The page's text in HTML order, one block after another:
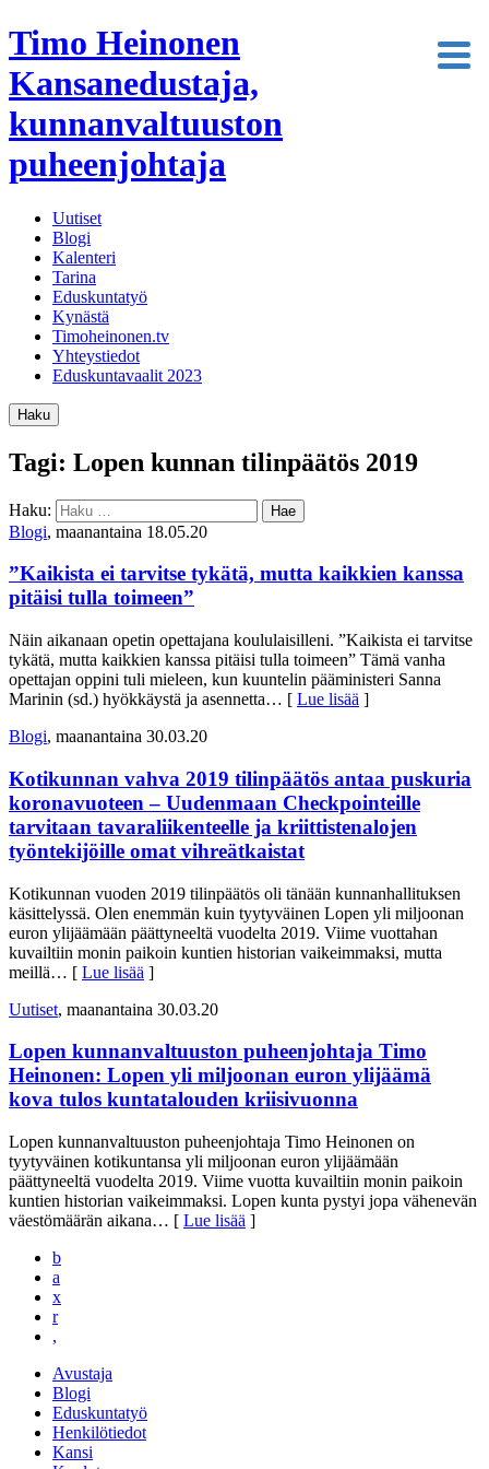
Timo Heinonen
Kansanedustaja,
kunnanvaltuuston
puheenjohtaja
Uutiset
Blogi
Kalenteri
Tarina
Eduskuntatyö
Kynästä
Timoheinonen.tv
Yhteystiedot
Eduskuntavaalit 2023
Haku
Tagi: Lopen kunnan tilinpäätös 2019
Haku:
Blogi, maanantaina 18.05.20
”Kaikista ei tarvitse tykätä, mutta kaikkien kanssa
pitäisi tulla toimeen”
Näin aikanaan opetin opettajana koululaisilleni. ”Kaikista ei tarvitse
tykätä, mutta kaikkien kanssa pitäisi tulla toimeen” Tämä vanha
opettajan oppini tuli mieleen, kun kuuntelin pääministeri Sanna
Marinin (sd.) hyökkäystä ja asennetta… [ Lue lisää ]
Blogi, maanantaina 30.03.20
Kotikunnan vahva 2019 tilinpäätös antaa puskuria
koronavuoteen – Uudenmaan Checkpointeille
tarvitaan tavaraliikenteelle ja kriittistenalojen
työntekijöille omat vihreätkaistat
Kotikunnan vuoden 2019 tilinpäätös oli tänään kunnanhallituksen
käsittelyssä. Olen enemmän kuin tyytyväinen Lopen yli miljoonan
euron ylijäämään päättyneeltä vuodelta 2019. Viime vuottahan
kuvailtiin monin paikoin kuntien historian vaikeimmaksi, mutta
meillä… [ Lue lisää ]
Uutiset, maanantaina 30.03.20
Lopen kunnanvaltuuston puheenjohtaja Timo
Heinonen: Lopen yli miljoonan euron ylijäämä
kova tulos kuntatalouden kriisivuonna
Lopen kunnanvaltuuston puheenjohtaja Timo Heinonen on
tyytyväinen kotikuntansa yli miljoonan euron ylijäämään
päättyneeltä vuodelta 2019. Viime vuotta kuvailtiin monin paikoin
kuntien historian vaikeimmaksi. Lopen kunta pystyi jopa vähenevän
väestömäärän aikana… [ Lue lisää ]
b
a
x
r
,
Avustaja
Blogi
Eduskuntatyö
Henkilötiedot
Kansi